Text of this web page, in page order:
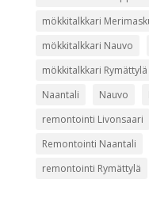
mökkitalkkari
mökkitalkkari Nauvo
mökkitalkkari Rymättylä
Naantali
Nauvo
remontointi Livonsaari
Remontointi Naantali
remontointi Rymättylä